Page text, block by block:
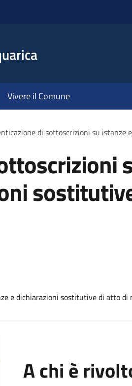
Vivere il Comune
di sottoscrizioni su
e dichiarazioni sostitutive di atto di
A chi è